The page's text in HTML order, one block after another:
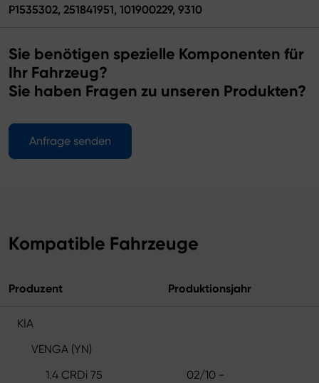
P1535302, 251841951, 101900229, 9310
Sie benötigen spezielle Komponenten für
Ihr Fahrzeug?
Sie haben Fragen zu unseren Produkten?
Anfrage senden
Kompatible Fahrzeuge
Produzent Produktionsjahr
KIA
VENGA (YN)
1.4 CRDi 75
02/10 -